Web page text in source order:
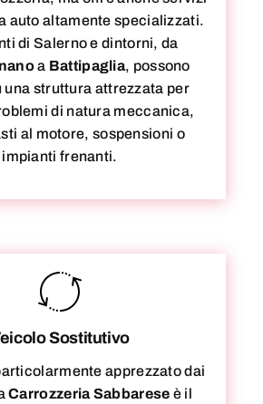
auto altamente specializzati.
di Salerno e dintorni, da
a Battipaglia, possono
una struttura attrezzata per
di natura meccanica,
al motore, sospensioni o
impianti frenanti.
Sostitutivo
apprezzato dai
Carrozzeria Sabbarese è il